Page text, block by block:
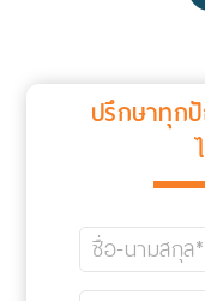
ปรึกษาทุก